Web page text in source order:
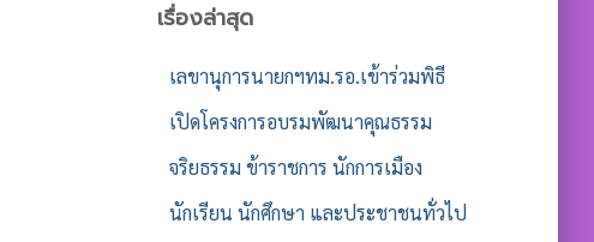
สำ
เรื่องล่าสุด
เลขานุการนายกฯทม.รอ.เข้าร่วมพิธี
เปิดโครงการอบรมพัฒนาคุณธรรม
จริยธรรม ข้าราชการ นักการเมือง
นักเรียน นักศึกษา และประชาชนทั่วไป